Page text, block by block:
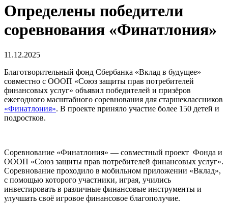
Определены победители
соревнования «Финатлония»
11.12.2025
Благотворительный фонд Сбербанка «Вклад в будущее»
совместно с ОООП «Союз защиты прав потребителей
финансовых услуг» объявил победителей и призёров
ежегодного масштабного соревнования для старшеклассников
«Финатлония». В проекте приняло участие более 150 детей и
подростков.
Соревнование «Финатлония» — совместный проект Фонда и
ОООП «Союз защиты прав потребителей финансовых услуг».
Соревнование проходило в мобильном приложении «Вклад»,
с помощью которого участники, играя, учились
инвестировать в различные финансовые инструменты и
улучшать своё игровое финансовое благополучие.